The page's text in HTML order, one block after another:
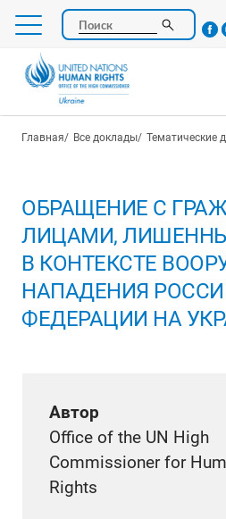
Перейти
основному
содержанию
Поиск
Строка навигации
Главная Все доклады Тематические
ОБРАЩЕНИЕ С
ЛИЦАМИ,
В КОНТЕКСТЕ
НАПАДЕНИЯ
ФЕДЕРАЦИИ НА
Автор
Office of the UN High
Commissioner for
Rights